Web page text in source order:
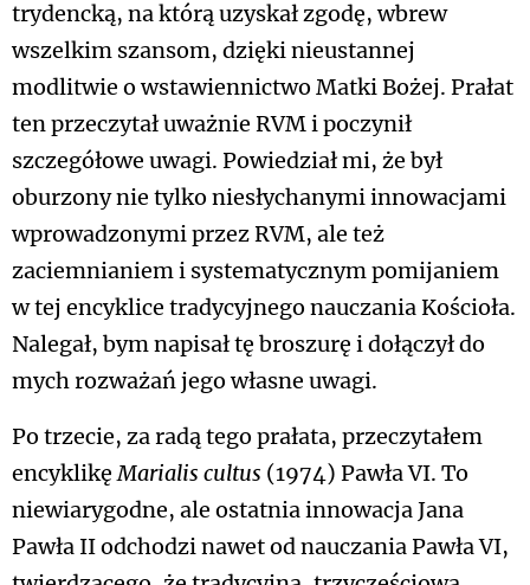
trydencką, na którą uzyskał zgodę, wbrew
wszelkim szansom, dzięki nieustannej
modlitwie o wstawiennictwo Matki Bożej. Prałat
ten przeczytał uważnie RVM i poczynił
szczegółowe uwagi. Powiedział mi, że był
oburzony nie tylko niesłychanymi innowacjami
wprowadzonymi przez RVM, ale też
zaciemnianiem i systematycznym pomijaniem
w tej encyklice tradycyjnego nauczania Kościoła.
Nalegał, bym napisał tę broszurę i dołączył do
mych rozważań jego własne uwagi.
Po trzecie, za radą tego prałata, przeczytałem
encyklikęMarialis cultus (1974) Pawła VI. To
niewiarygodne, ale ostatnia innowacja Jana
Pawła II odchodzi nawet od nauczania Pawła VI,